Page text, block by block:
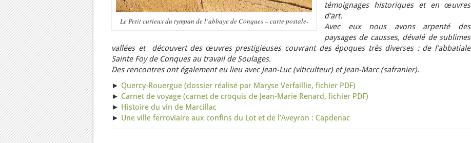
Le Petit curieux du tympan de l’abbaye de Conques – carte postale-
témoignages historiques et en œuvres
d’art.
Avec eux nous avons arpenté des
paysages de causses, dévalé de sublimes
vallées et découvert des œuvres prestigieuses couvrant des époques très diverses : de l’abbatiale
Sainte Foy de Conques au travail de Soulages.
Des rencontres ont également eu lieu avec Jean-Luc (viticulteur) et Jean-Marc (safranier).
► Quercy-Rouergue (dossier réalisé par Maryse Verfaillie, fichier PDF)
► Carnet de voyage (carnet de croquis de Jean-Marie Renard, fichier PDF)
► Histoire du vin de Marcillac
► Une ville ferroviaire aux confins du Lot et de l’Aveyron : Capdenac